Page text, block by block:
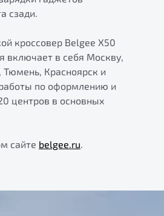
сзади.
кроссовер Belgee X50
включает в себя Москву,
Тюмень, Красноярск и
по оформлению и
центров в основных
сайте belgee.ru.